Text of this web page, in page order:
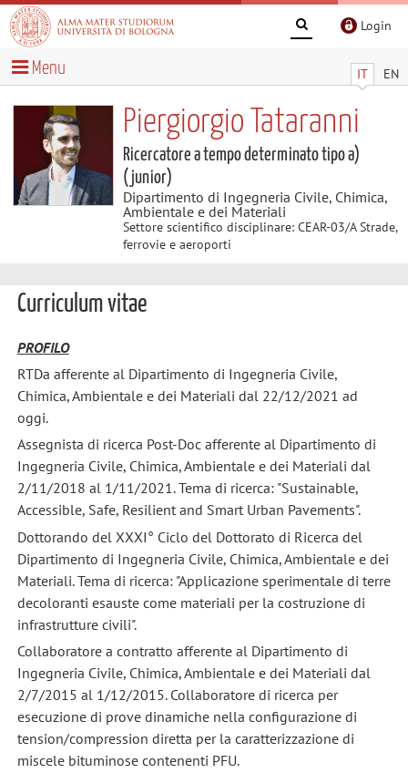
Login
IT EN
Menu
Piergiorgio Tataranni
Ricercatore a tempo determinato tipo a)
(junior)
Dipartimento di Ingegneria Civile, Chimica,
Ambientale e dei Materiali
Settore scientifico disciplinare: CEAR-03/A Strade,
ferrovie e aeroporti
Curriculum vitae
PROFILO
RTDa afferente al Dipartimento di Ingegneria Civile,
Chimica, Ambientale e dei Materiali dal 22/12/2021 ad
oggi.
Assegnista di ricerca Post-Doc afferente al Dipartimento di
Ingegneria Civile, Chimica, Ambientale e dei Materiali dal
2/11/2018 al 1/11/2021. Tema di ricerca: "Sustainable,
Accessible, Safe, Resilient and Smart Urban Pavements".
Dottorando del XXXI° Ciclo del Dottorato di Ricerca del
Dipartimento di Ingegneria Civile, Chimica, Ambientale e dei
Materiali. Tema di ricerca: "Applicazione sperimentale di terre
decoloranti esauste come materiali per la costruzione di
infrastrutture civili".
Collaboratore a contratto afferente al Dipartimento di
Ingegneria Civile, Chimica, Ambientale e dei Materiali dal
2/7/2015 al 1/12/2015. Collaboratore di ricerca per
esecuzione di prove dinamiche nella configurazione di
tension/compression diretta per la caratterizzazione di
miscele bituminose contenenti PFU.